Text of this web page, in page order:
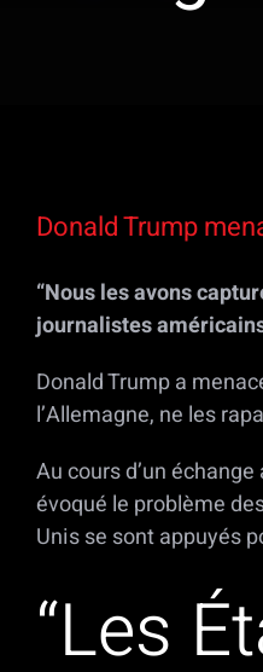
l'image
Donald Trump
“Nous les avons
journalistes
Donald Trump a
l’Allemagne, ne les
Au cours d’un
évoqué le problème
Unis se sont appuyés
“Les